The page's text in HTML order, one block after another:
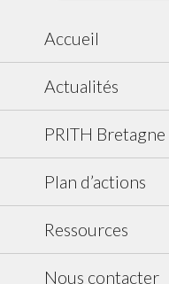
Accueil
Actualités
PRITH Bretagne
Plan d’actions
Ressources
Nous contacter